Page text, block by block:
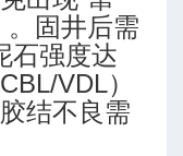
。固井后需
石强度达
VDL）
结不良需